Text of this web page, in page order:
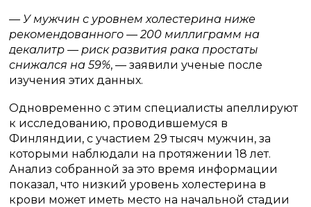
— У мужчин с уровнем холестерина ниже
рекомендованного — 200 миллиграмм на
декалитр — риск развития рака простаты
снижался на 59%, — заявили ученые после
изучения этих данных.
Одновременно с этим специалисты апеллируют
к исследованию, проводившемуся в
Финляндии, с участием 29 тысяч мужчин, за
которыми наблюдали на протяжении 18 лет.
Анализ собранной за это время информации
показал, что низкий уровень холестерина в
крови может иметь место на начальной стадии